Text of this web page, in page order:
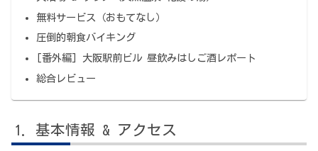
無料サービス（おもてなし）
圧倒的朝食バイキング
[番外編] 大阪駅前ビル 昼飲みはしご酒レポート
総合レビュー
基本情報 & アクセス